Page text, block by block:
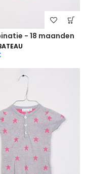
- 18 maanden